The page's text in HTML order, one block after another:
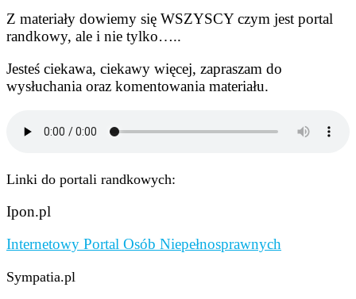
Z materiały dowiemy się WSZYSCY czym jest portal
randkowy, ale i nie tylko…..
Jesteś ciekawa, ciekawy więcej, zapraszam do
wysłuchania oraz komentowania materiału.
Linki do portali randkowych:
Ipon.pl
Internetowy Portal Osób Niepełnosprawnych
Sympatia.pl